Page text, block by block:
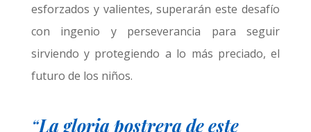
esforzados y valientes, superarán este desafío
con ingenio y perseverancia para seguir
sirviendo y protegiendo a lo más preciado, el
futuro de los niños.
“La gloria postrera de este